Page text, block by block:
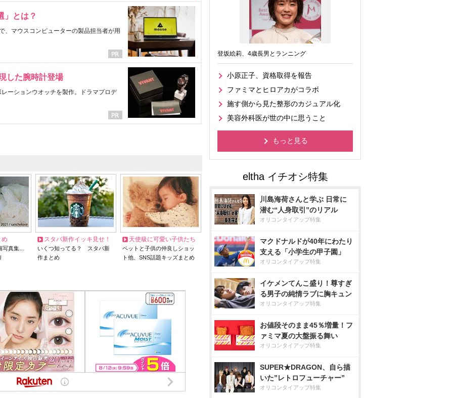
」とは？
、マウスコンピューターの製品担当者が用
した腕時計登場
ーションウオッチを製作。ドラマプロデ
め
写真集…
スタバ新作イッキ見せ！
いくつ知ってる？ スタバ新
作まとめ
天使級に可愛い子供たち
ペットと子供の仲良しショッ
ト他、SNS話題キッズまとめ
登坂絵莉、4歳長男とランニング
小原正子、資格取得を報告
ファミマとヒロアカがコラボ
施す側から見た整形のカジュアル化
美容外科医が世の中に思うこと
もっと見る
川島海荷さんと学ぶ 日常に
潜む“人身取引”のリアル
オリコンタイアップ特集
マクドナルドが40年にわたり
支える「小学生の甲子園」
オリコンタイアップ特集
イケメンてんこ盛り！尊すぎ
る男子の純情ラブに胸キュン
オリコンタイアップ特集
お値段そのまま45％増量！フ
ァミマ夏の大盤振る舞い
オリコンタイアップ特集
SUPER★DRAGON、自ら描
いた”レトロフューチャー”
オリコンタイアップ特集